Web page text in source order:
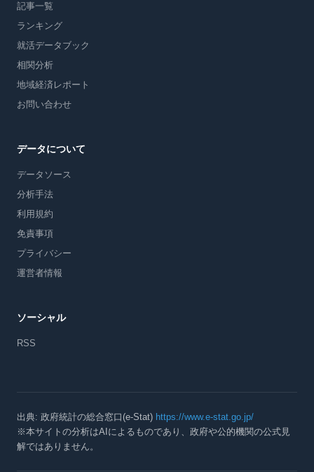
記事一覧
ランキング
就活データブック
相関分析
地域経済レポート
お問い合わせ
データについて
データソース
分析手法
利用規約
免責事項
プライバシー
運営者情報
ソーシャル
RSS
出典: 政府統計の総合窓口(e-Stat) https://www.e-stat.go.jp/
※本サイトの分析はAIによるものであり、政府や公的機関の公式見
解ではありません。